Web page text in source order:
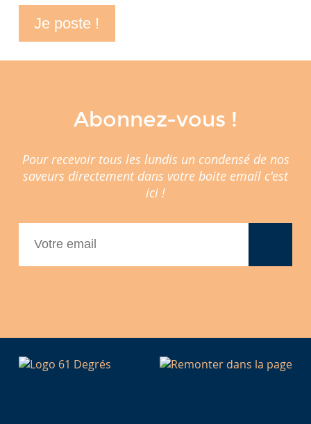
Abonnez-vous !
Pour recevoir tous les lundis un condensé de nos
saveurs directement dans votre boite email c'est
ici !